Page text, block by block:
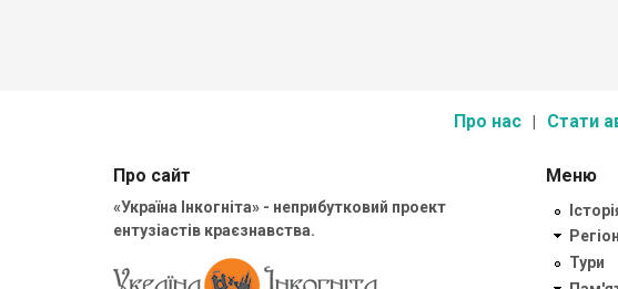
Про нас Стати
Про сайт
«Україна Інкогніта» - неприбутковий проект
ентузіастів краєзнавства.
Меню
Тури